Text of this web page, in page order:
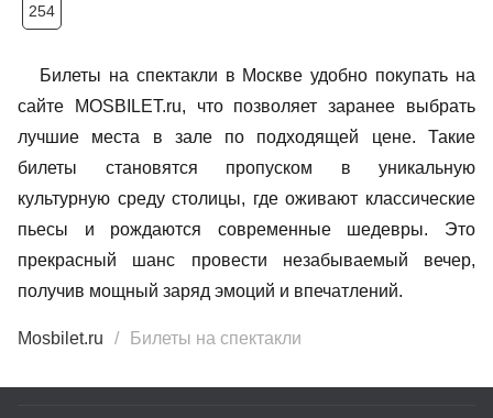
254
Билеты на спектакли в Москве удобно покупать на
сайте MOSBILET.ru, что позволяет заранее выбрать
лучшие места в зале по подходящей цене. Такие
билеты становятся пропуском в уникальную
культурную среду столицы, где оживают классические
пьесы и рождаются современные шедевры. Это
прекрасный шанс провести незабываемый вечер,
получив мощный заряд эмоций и впечатлений.
Mosbilet.ru Билеты на спектакли